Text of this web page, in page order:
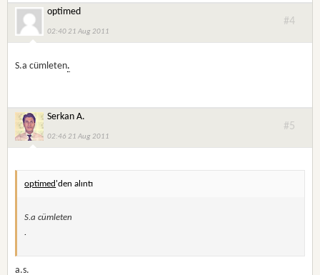
optimed
02:40 21 Aug 2011
#4
S.a cümleten.
Serkan A.
02:46 21 Aug 2011
#5
optimed 'den alıntı
S.a cümleten
.
a.s.